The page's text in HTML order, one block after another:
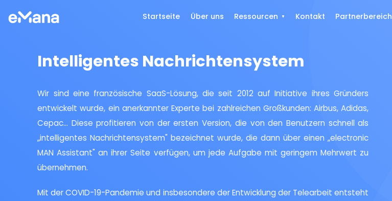
Startseite Über uns Ressourcen Kontakt Partnerbereich
Intelligentes Nachrichtensystem
Wir sind eine französische SaaS-Lösung, die seit 2012 auf Initiative ihres Gründers
entwickelt wurde, ein anerkannter Experte bei zahlreichen Großkunden: Airbus, Adidas,
Cepac... Diese profitieren von der ersten Version, die von den Benutzern schnell als
„intelligentes Nachrichtensystem" bezeichnet wurde, die dann über einen „electronic
MAN Assistant" an ihrer Seite verfügen, um jede Aufgabe mit geringem Mehrwert zu
übernehmen.
Mit der COVID-19-Pandemie und insbesondere der Entwicklung der Telearbeit entsteht